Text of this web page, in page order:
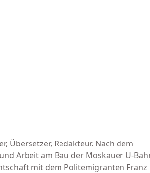
Übersetzer, Redakteur. Nach dem
Arbeit am Bau der Moskauer U-
mit dem Politemigranten Franz